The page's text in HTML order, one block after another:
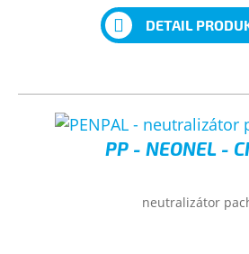
DETAIL
PP - NEONEL -
neutralizátor